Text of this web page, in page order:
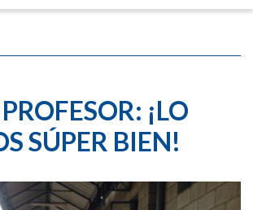
¡LO
SÚPER BIEN!